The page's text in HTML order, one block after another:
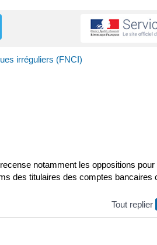
irréguliers (FNCI)
notamment les oppositions
des titulaires des comptes bancaires
Tout replier